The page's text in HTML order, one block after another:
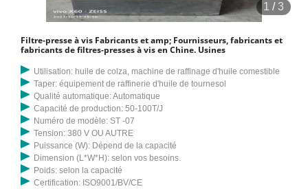
1 /3
Filtre-presse à vis Fabricants et amp; Fournisseurs, fabricants et
fabricants de filtres-presses à vis en Chine. Usines
Utilisation: huile de colza, machine de raffinage d'huile comestible
Taper: équipement de raffinerie d'huile de tournesol
Qualité automatique: Automatique
Capacité de production: 50-100T/J
Numéro de modèle: ST -07
Tension: 380 V OU AUTRE
Puissance (W): Dépend de la capacité
Dimension (L*W*H): selon vos besoins.
Poids: selon la capacité
Certification: ISO9001/BV/CE